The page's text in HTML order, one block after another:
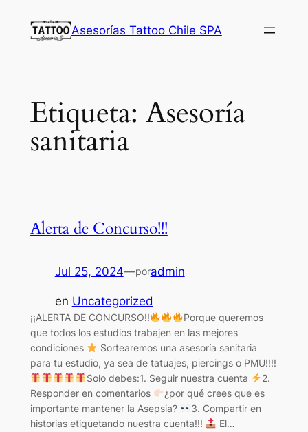
Asesorías Tattoo Chile SPA
Etiqueta: Asesoría
sanitaria
Alerta de Concurso!!!
Jul 25, 2024—poradmin
en Uncategorized
¡¡ALERTA DE CONCURSO!!
Porque queremos
que todos los estudios trabajen en las mejores
condiciones
Sortearemos una asesoría sanitaria
para tu estudio, ya sea de tatuajes, piercings o PMU!!!!
Solo debes:1. Seguir nuestra cuenta
2.
Responder en comentarios
¿por qué crees que es
importante mantener la Asepsia?
3. Compartir en
historias etiquetando nuestra cuenta!!!
El…